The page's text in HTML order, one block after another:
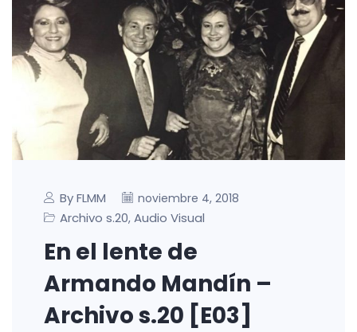
By FLMM noviembre 4, 2018
Archivo s.20, Audio Visual
En el lente de
Armando Mandín –
Archivo s.20 [E03]